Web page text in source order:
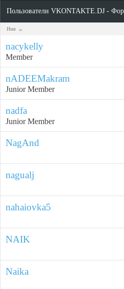
Пользователи VKONTAKTE.DJ -
Имя
nacykelly
Member
nADEEMakram
Junior Member
nadfa
Junior Member
NagAnd
nagualj
nahaiovka5
NAIK
Naika